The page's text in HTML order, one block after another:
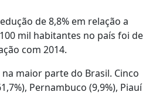
de 8,8% em relação a
mil habitantes no país foi de
com 2014.
maior parte do Brasil. Cinco
Pernambuco (9,9%), Piauí